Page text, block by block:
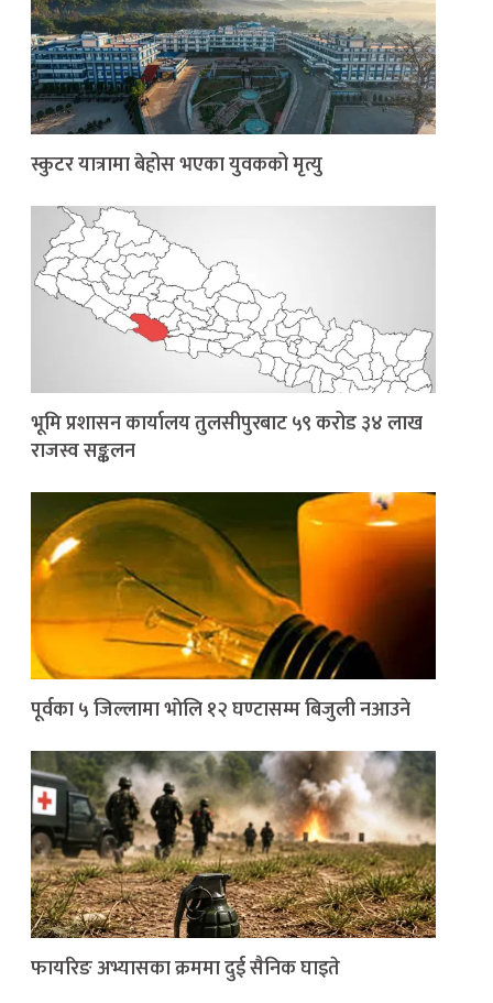
स्कुटर यात्रामा बेहोस भएका युवकको मृत्यु
भूमि प्रशासन कार्यालय तुलसीपुरबाट ५९ करोड ३४ लाख
राजस्व सङ्कलन
पूर्वका ५ जिल्लामा भाेलि १२ घण्टासम्म बिजुली नआउने
फायरिङ अभ्यासका क्रममा दुई सैनिक घाइते